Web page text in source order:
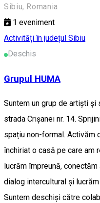
Sibiu, Romania
1 eveniment
Activități în județul Sibiu
Deschis
Grupul HUMA
Suntem un grup de artiști
strada Crișanei nr. 14.
spațiu non-formal. Activăm
închiriat o casă pe care am
lucrăm împreună,
dialog intercultural și
Suntem deschiși către